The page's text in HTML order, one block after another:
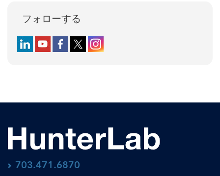
フォローする
Follow us on LinkedIn
Follow us on YouTube
Follow us on Facebook
Follow us on X (formerly Twitter)
Follow us on Instagram
703.471.6870